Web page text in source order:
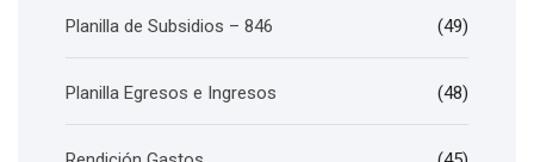
Planilla de Subsidios – 846 (49)
Planilla Egresos e Ingresos (48)